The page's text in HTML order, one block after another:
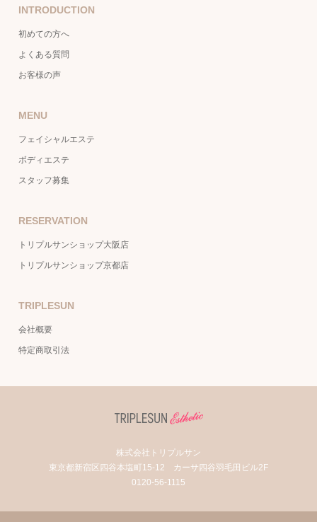
INTRODUCTION
初めての方へ
よくある質問
お客様の声
MENU
フェイシャルエステ
ボディエステ
スタッフ募集
RESERVATION
トリプルサンショップ大阪店
トリプルサンショップ京都店
TRIPLESUN
会社概要
特定商取引法
株式会社トリプルサン
東京都新宿区四谷本塩町15-12 カーサ四谷羽毛田ビル2F
0120-56-1115